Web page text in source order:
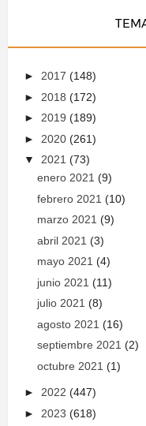
► 2017 (148)
► 2018 (172)
► 2019 (189)
► 2020 (261)
▼ 2021 (73)
enero 2021 (9)
febrero 2021 (10)
marzo 2021 (9)
abril 2021 (3)
mayo 2021 (4)
junio 2021 (11)
julio 2021 (8)
agosto 2021 (16)
septiembre 2021 (2)
octubre 2021 (1)
► 2022 (447)
► 2023 (618)